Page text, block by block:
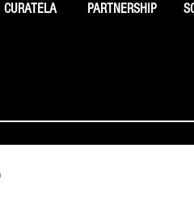
CURATELA PARTNERSHIP